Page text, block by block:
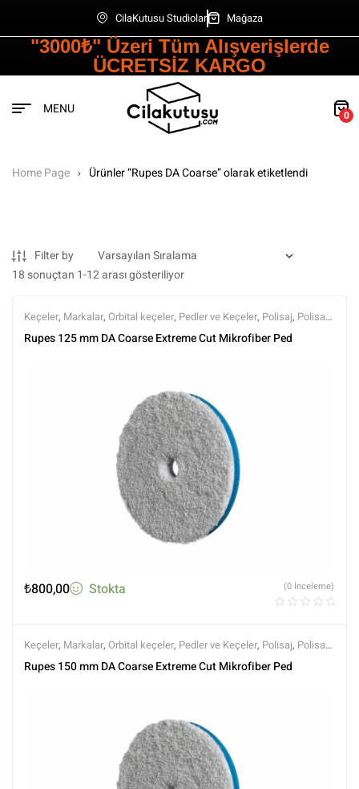
CilaKutusu Studiolar Mağaza
"3000₺" Üzeri Tüm Alışverişlerde
ÜCRETSİZ KARGO
MENU 0
Home Page Ürünler “Rupes DA Coarse” olarak etiketlendi
Filter by
18 sonuçtan 1-12 arası gösteriliyor
Keçeler, Markalar, Orbital keçeler, Pedler ve Keçeler, Polisaj, Polisaj
ve Parlatma ,Rupes, Tüm Ürünler,Tüm Ürünler
Rupes 125 mm DA Coarse Extreme Cut Mikrofiber Ped
₺800,00 Stokta (0 İnceleme)
Keçeler, Markalar, Orbital keçeler, Pedler ve Keçeler, Polisaj, Polisaj
ve Parlatma,Rupes, Tüm Ürünler,Tüm Ürünler
Rupes 150 mm DA Coarse Extreme Cut Mikrofiber Ped